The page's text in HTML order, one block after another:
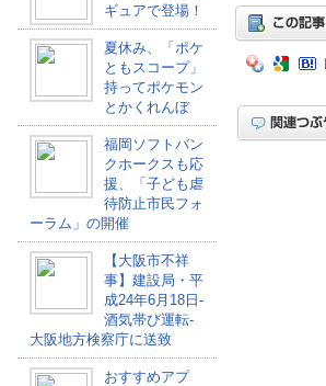
ギュアで登場！
夏休み、「ポケ
ともスコープ」
持ってポケモン
とかくれんぼ
福岡ソフトバン
クホークスも応
援、「子ども虐
待防止市民フォ
ーラム」の開催
【大阪市不祥
事】建設局・平
成24年6月18日-
酒気帯び運転-
大阪地方検察庁に送致
おすすめアプ